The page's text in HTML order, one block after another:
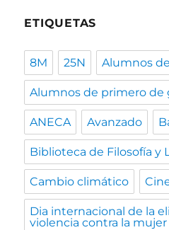
ETIQUETAS
8M 25N Alumnos de
Alumnos de primero de
ANECA Avanzado
Biblioteca de Filosofía y
Cambio climático
Dia internacional de la
violencia contra la mujer